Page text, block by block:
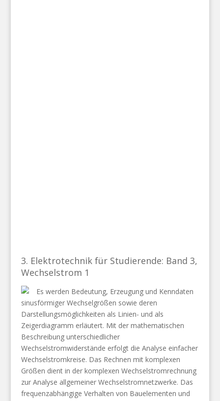
3. Elektrotechnik für Studierende: Band 3,
Wechselstrom 1
Es werden Bedeutung, Erzeugung und Kenndaten
sinusförmiger Wechselgrößen sowie deren
Darstellungsmöglichkeiten als Linien- und als
Zeigerdiagramm erläutert. Mit der mathematischen
Beschreibung unterschiedlicher
Wechselstromwiderstände erfolgt die Analyse einfacher
Wechselstromkreise. Das Rechnen mit komplexen
Größen dient in der komplexen Wechselstromrechnung
zur Analyse allgemeiner Wechselstromnetzwerke. Das
frequenzabhängige Verhalten von Bauelementen und